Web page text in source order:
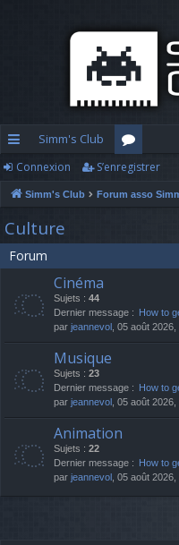
cc
ès
ra
pi
Simm's Club
or
u
Connexion S’enregistrer
Simm's Club Forum asso
Culture
Forum
Cinéma
Sujets : 44
Dernier message : How to
par jeannevol , 05 août
Musique
Sujets : 23
Dernier message : How to
par jeannevol , 05 août
Animation
Sujets : 22
Dernier message : How to
par jeannevol , 05 août